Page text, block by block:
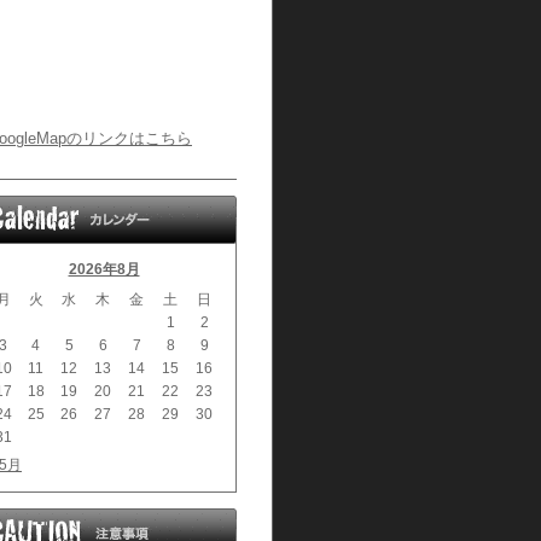
のリンクはこちら
2026年8月
火 水 木 金 土 日
月
1
2
3
4 5 6 7 8
9
11 12 13 14 15
16
18 19 20 21 22
23
25 26 27 28 29
30